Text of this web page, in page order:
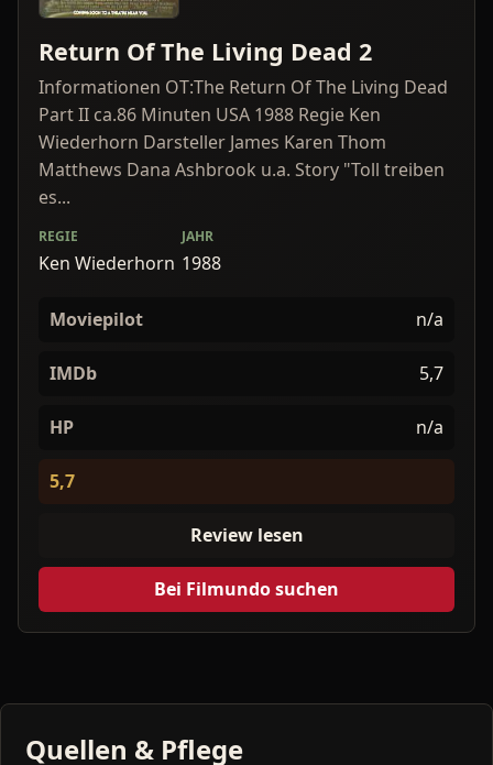
Return Of The Living Dead 2
Informationen OT:The Return Of The Living Dead
Part II ca.86 Minuten USA 1988 Regie Ken
Wiederhorn Darsteller James Karen Thom
Matthews Dana Ashbrook u.a. Story "Toll treiben
es...
REGIE
Ken Wiederhorn
JAHR
1988
Moviepilot n/a
IMDb 5,7
HP n/a
5,7
Review lesen
Bei Filmundo suchen
Quellen & Pflege